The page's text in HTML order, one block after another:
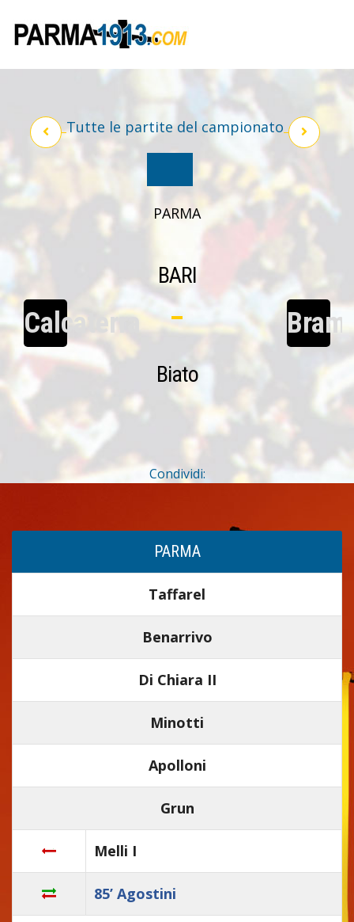
Tutte le partite del campionato
PARMA
BARI
Calcaterra
Biato
Condividi:
PARMA
Taffarel
Benarrivo
Di Chiara II
Minotti
Apolloni
Grun
Melli I
85’ Agostini